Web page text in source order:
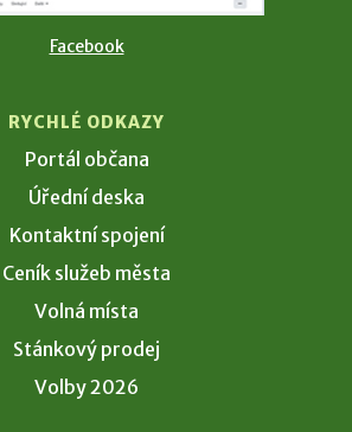
Facebook
RYCHLÉ ODKAZY
Portál občana
Úřední deska
Kontaktní spojení
Ceník služeb města
Volná místa
Stánkový prodej
Volby 2026